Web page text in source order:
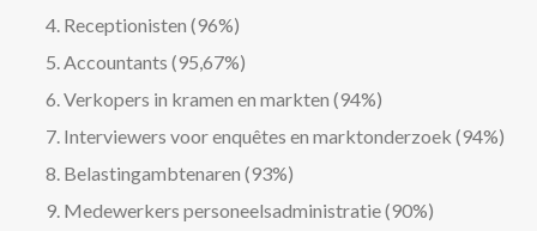
Receptionisten (96%)
Accountants (95,67%)
Verkopers in kramen en markten (94%)
Interviewers voor enquêtes en marktonderzoek (94%)
Belastingambtenaren (93%)
Medewerkers personeelsadministratie (90%)